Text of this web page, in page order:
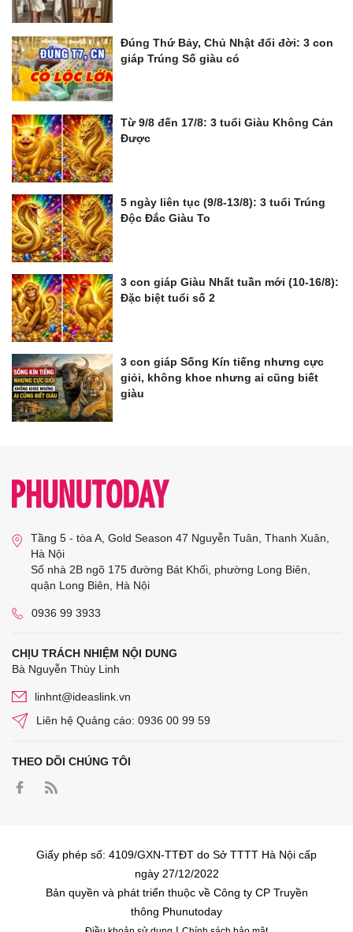
Đúng Thứ Bảy, Chủ Nhật đổi đời: 3 con
giáp Trúng Số giàu có
Từ 9/8 đến 17/8: 3 tuổi Giàu Không Cản
Được
5 ngày liên tục (9/8-13/8): 3 tuổi Trúng
Độc Đắc Giàu To
3 con giáp Giàu Nhất tuần mới (10-16/8):
Đặc biệt tuổi số 2
3 con giáp Sống Kín tiếng nhưng cực
giỏi, không khoe nhưng ai cũng biết
giàu
Tầng 5 - tòa A, Gold Season 47 Nguyễn Tuân, Thanh Xuân,
Hà Nội
Số nhà 2B ngõ 175 đường Bát Khối, phường Long Biên,
quận Long Biên, Hà Nội
0936 99 3933
CHỊU TRÁCH NHIỆM NỘI DUNG
Bà Nguyễn Thùy Linh
linhnt@ideaslink.vn
Liên hệ Quảng cáo: 0936 00 99 59
THEO DÕI CHÚNG TÔI
Giấy phép số: 4109/GXN-TTĐT do Sở TTTT Hà Nội cấp
ngày 27/12/2022
Bản quyền và phát triển thuộc về Công ty CP Truyền
thông Phunutoday